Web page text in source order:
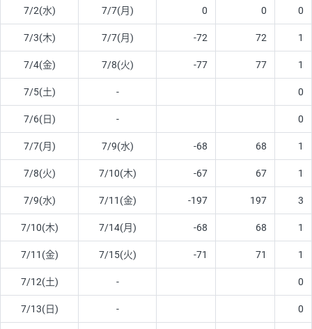
7/2(水) 7/7(月) 0 0 0
7/3(木) 7/7(月) -72 72 1
7/4(金) 7/8(火) -77 77 1
7/5(土) - 0
7/6(日) - 0
7/7(月) 7/9(水) -68 68 1
7/8(火) 7/10(木) -67 67 1
7/9(水) 7/11(金) -197 197 3
7/10(木) 7/14(月) -68 68 1
7/11(金) 7/15(火) -71 71 1
7/12(土) - 0
7/13(日) - 0